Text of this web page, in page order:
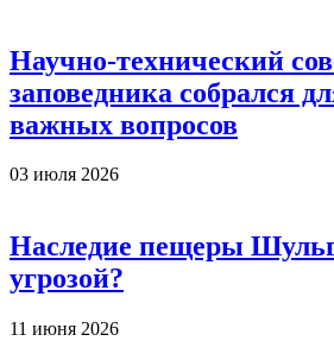
Научно-технический
заповедника собрался
важных вопросов
03 июля 2026
Наследие пещеры
угрозой?
11 июня 2026